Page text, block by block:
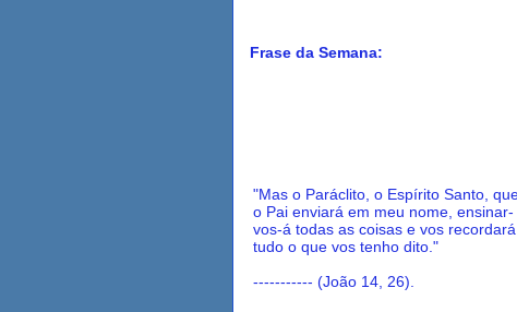
Frase da Semana:
o Pai enviará em meu nome, ensinar-
vos-á todas as coisas e vos recordará
tudo o que vos tenho dito."
----------- (João 14, 26).